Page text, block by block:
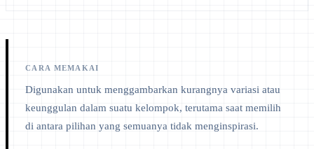
CARA MEMAKAI
Digunakan untuk menggambarkan kurangnya variasi atau
keunggulan dalam suatu kelompok, terutama saat memilih
di antara pilihan yang semuanya tidak menginspirasi.